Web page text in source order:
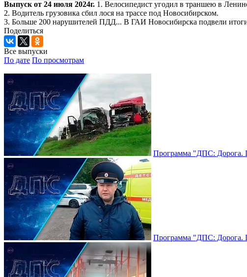
Выпуск от 24 июля 2024г. 1. Велосипедист угодил в траншею в
2. Водитель грузовика сбил лося на трассе под Новосибирском.
3. Больше 200 нарушителей ПДД... В ГАИ Новосибирска подвели
Поделиться
Все выпуски
По дате По просмотрам
Программа "ДПС: Дорога.
Программа "ДПС: Дорога.